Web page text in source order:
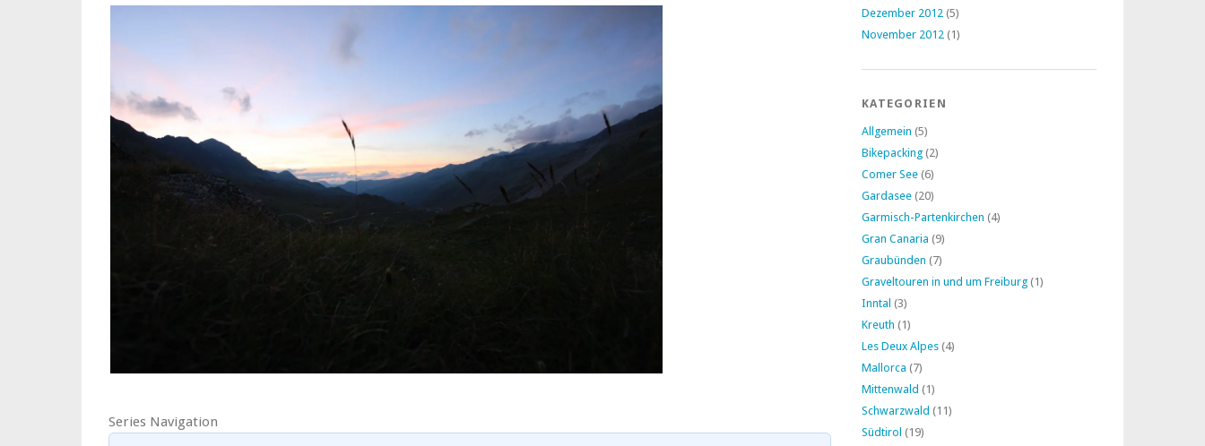
Series Navigation
Dezember 2012 (5)
November 2012 (1)
KATEGORIEN
Allgemein (5)
Bikepacking (2)
Comer See (6)
Gardasee (20)
Garmisch-Partenkirchen (4)
Gran Canaria (9)
Graubünden (7)
Graveltouren in und um Freiburg (1)
Inntal (3)
Kreuth (1)
Les Deux Alpes (4)
Mallorca (7)
Mittenwald (1)
Schwarzwald (11)
Südtirol (19)